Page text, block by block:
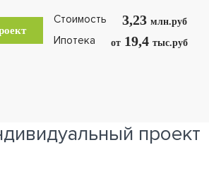
Стоимость 3,23 млн.руб
Ипотека от19,4 тыс.руб
проект